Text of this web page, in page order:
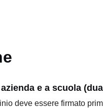
e a scuola
deve essere firmato